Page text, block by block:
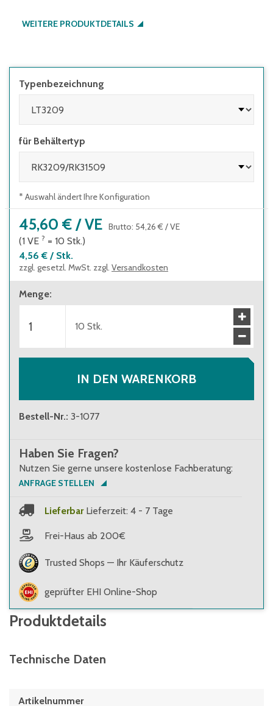
WEITERE PRODUKTDETAILS
Typenbezeichnung
für Behältertyp
* Auswahl ändert Ihre Konfiguration
45,60 € /VE Brutto: 54,26 € /VE
(1 VE ? = 10 Stk.)
4,56 € / Stk.
zzgl. gesetzl. MwSt. zzgl. Versandkosten
Menge:
10 Stk.
IN DEN WARENKORB
Bestell-Nr.: 3-1077
Haben Sie Fragen?
Nutzen Sie gerne unsere kostenlose Fachberatung:
ANFRAGE STELLEN
Lieferbar Lieferzeit: 4 - 7 Tage
Frei-Haus ab 200€
Trusted Shops — Ihr Käuferschutz
geprüfter EHI Online-Shop
Produktdetails
Technische Daten
Artikelnummer